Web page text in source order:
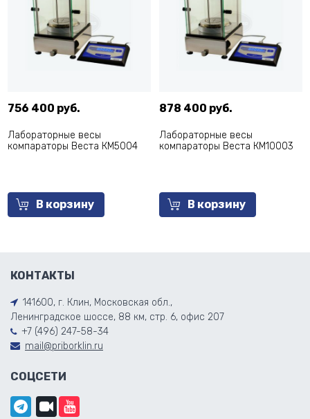
756 400 руб.
Лабораторные весы
компараторы Веста КМ5004
В корзину
878 400 руб.
Лабораторные весы
компараторы Веста КМ10003
В корзину
КОНТАКТЫ
141600, г. Клин, Московская обл.,
Ленинградское шоссе, 88 км, стр. 6, офис 207
+7 (496) 247-58-34
mail@priborklin.ru
СОЦСЕТИ